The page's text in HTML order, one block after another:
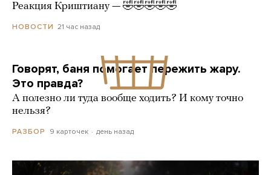
Реакция Криштиану — 🤣🤣🤣🤣🤣
НОВОСТИ 21 час назад
Говорят, баня помогает пережить жару.
Это правда?
А полезно ли туда вообще ходить? И кому точно
нельзя?
РАЗБОР 9 карточек день назад